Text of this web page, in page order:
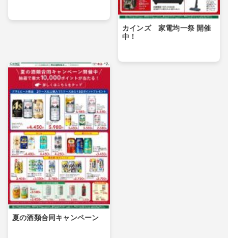
カインズ 家電均一祭 開催
中！
夏の酒類合同キャンペーン